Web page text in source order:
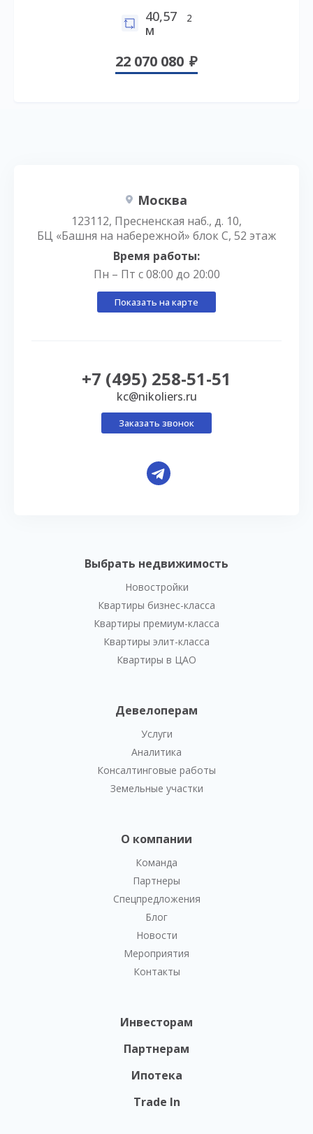
40,57
м
2
22 070 080
Выбрать недвижимость
Новостройки
Квартиры бизнес-класса
Квартиры премиум-класса
Квартиры элит-класса
Квартиры в ЦАО
Девелоперам
Услуги
Аналитика
Консалтинговые работы
Земельные участки
О компании
Команда
Партнеры
Спецпредложения
Блог
Новости
Мероприятия
Контакты
Инвесторам
Партнерам
Ипотека
Trade In
Москва
123112, Пресненская наб., д. 10,
БЦ «Башня на набережной» блок С, 52 этаж
Время работы:
Пн – Пт с 08:00 до 20:00
Показать на карте
+7 (495) 258-51-51
kc@nikoliers.ru
Заказать звонок